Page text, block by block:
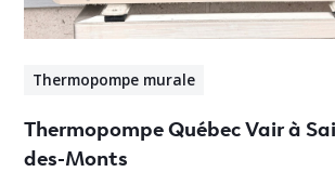
Thermopompe murale
Thermopompe Québec Vair à
des-Monts